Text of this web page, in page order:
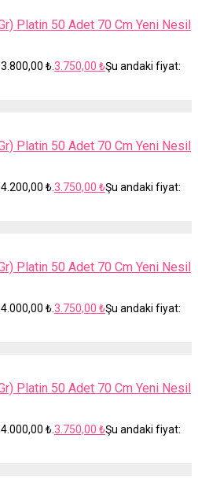
Platin 50 Adet 70 Cm Yeni Nesil
₺.3.750,00 ₺Şu andaki fiyat:
Platin 50 Adet 70 Cm Yeni Nesil
₺.3.750,00 ₺Şu andaki fiyat:
Platin 50 Adet 70 Cm Yeni Nesil
₺.3.750,00 ₺Şu andaki fiyat:
Platin 50 Adet 70 Cm Yeni Nesil
₺.3.750,00 ₺Şu andaki fiyat: